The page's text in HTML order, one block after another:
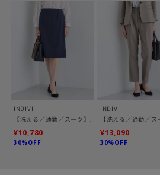
【素材ポイント】
染色技術による梳毛調に見える染色方法にて
持つ素材になっています。
適度なハリ感と収縮糸を使用し、着心地を考
ル100％ならではの高いケア性が特長の素材です
・ポケット数：横×2 後ろ×2
・前ファスナー
・ウエスト後ろゴム
INDIVI
【洗える／通勤／スーツ】メランジストレッチ タ
¥10,780
30%OFF
INDIVI
【洗える／通勤／
¥13,090
30%OFF